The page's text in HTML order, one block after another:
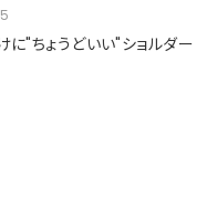
"ちょうどいい"ショルダー